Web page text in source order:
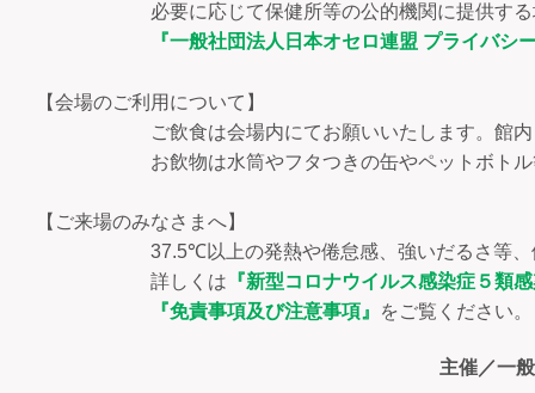
必要に応じて保健所等の公的機関に提供する場
『一般社団法人日本オセロ連盟 プライバシ
【会場のご利用について】
ご飲食は会場内にてお願いいたします。館内ロ
お飲物は水筒やフタつきの缶やペットボトル等お
【ご来場のみなさまへ】
37.5℃以上の発熱や倦怠感、強いだるさ等、体調
詳しくは 『新型コロナウイルス感染症５類
『免責事項及び注意事項』
をご覧ください。
主催／一